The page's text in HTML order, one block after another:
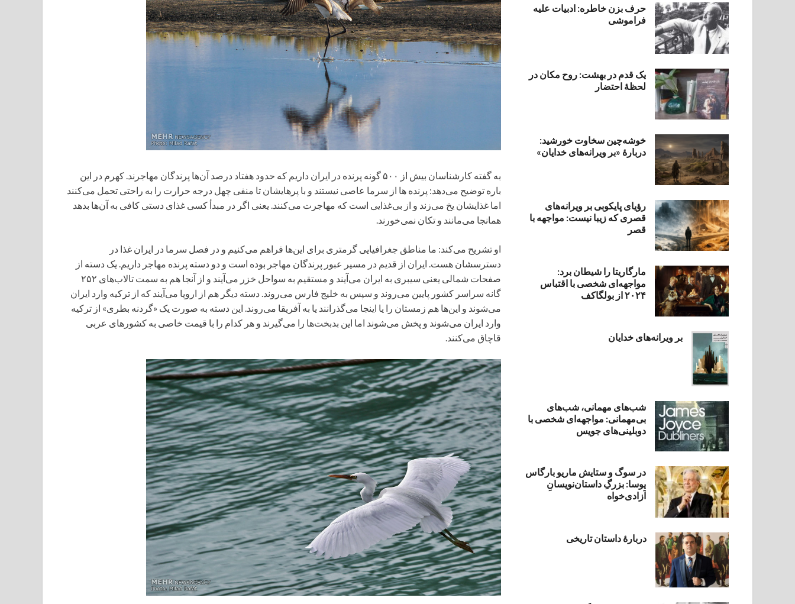
به گفته کارشناسان بیش از ۵۰۰ گونه پرنده در ایران داریم که حدود هفتاد درصد آن‌ها پرندگان مهاجرند. کهرم در این
باره توضیح می‌دهد: پرنده ها از سرما عاصی نیستند و با پرهایشان تا منفی چهل درجه حرارت را به راحتی تحمل می‌کنند
اما غذایشان یخ می‌زند و از بی‌غذایی است که مهاجرت می‌کنند. یعنی اگر در مبدأ کسی غذای دستی کافی به آن‌ها بدهد
همانجا می‌مانند و تکان نمی‌خورند.
او تشریح می‌کند: ما مناطق جغرافیایی گرمتری برای این‌ها فراهم می‌کنیم و در فصل سرما در ایران غذا در
دسترسشان هست. ایران از قدیم در مسیر عبور پرندگان مهاجر بوده است و دو دسته پرنده مهاجر داریم. یک دسته از
صفحات شمالی یعنی سیبری به ایران می‌آیند و مستقیم به سواحل خزر می‌آیند و از آنجا هم به سمت تالاب‌های ۲۵۲
گانه سراسر کشور پایین می‌روند و سپس به خلیج فارس می‌روند. دسته دیگر هم از اروپا می‌آیند که از ترکیه وارد ایران
می‌شوند و این‌ها هم زمستان را یا اینجا می‌گذرانند یا به آفریقا می‌روند. این دسته به صورت یک «گردنه بطری» از ترکیه
وارد ایران می‌شوند و پخش می‌شوند اما این بدبخت‌ها را می‌گیرند و هر کدام را با قیمت خاصی به کشورهای عربی
قاچاق می‌کنند.
حرف بزن خاطره: ادبیات علیه
فراموشی
یک قدم در بهشت: روح مکان در
لحظهٔ احتضار
خوشه‌چین سخاوت خورشید:
دربارهٔ «بر ویرانه‌های خدایان»
رؤیای پایکوبی بر ویرانه‌های
قصری که زیبا نیست: مواجهه با
قصر
مارگاریتا را شیطان برد:
مواجهه‌ای شخصی با اقتباس
۲۰۲۴ از بولگاکف
بر ویرانه‌های خدایان
شب‌های مهمانی، شب‌های
بی‌مهمانی: مواجهه‌ای شخصی با
دوبلینی‌های جویس
در سوگ و ستایش ماریو بارگاس
یوسا: بزرگِ داستان‌نویسانِ
آزادی‌خواه
دربارۀ داستان تاریخی